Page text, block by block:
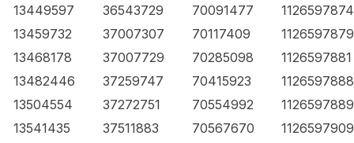
13449597
36543729 70091477
1126597874
13459732
37007307 70117409
1126597879
13468178
37007729 70285098
1126597881
13482446
37259747 70415923
1126597888
13504554
37272751 70554992
1126597889
13541435
37511883 70567670
1126597909